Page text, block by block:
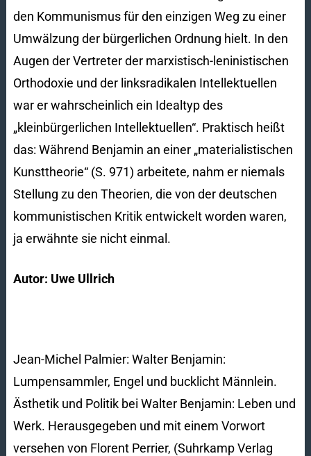
den Kommunismus für den einzigen Weg zu einer
Umwälzung der bürgerlichen Ordnung hielt. In den
Augen der Vertreter der marxistisch-leninistischen
Orthodoxie und der linksradikalen Intellektuellen
war er wahrscheinlich ein Idealtyp des
„kleinbürgerlichen Intellektuellen“. Praktisch heißt
das: Während Benjamin an einer „materialistischen
Kunsttheorie“ (S. 971) arbeitete, nahm er niemals
Stellung zu den Theorien, die von der deutschen
kommunistischen Kritik entwickelt worden waren,
ja erwähnte sie nicht einmal.
Autor: Uwe Ullrich
Jean-Michel Palmier: Walter Benjamin:
Lumpensammler, Engel und bucklicht Männlein.
Ästhetik und Politik bei Walter Benjamin: Leben und
Werk. Herausgegeben und mit einem Vorwort
versehen von Florent Perrier, (Suhrkamp Verlag